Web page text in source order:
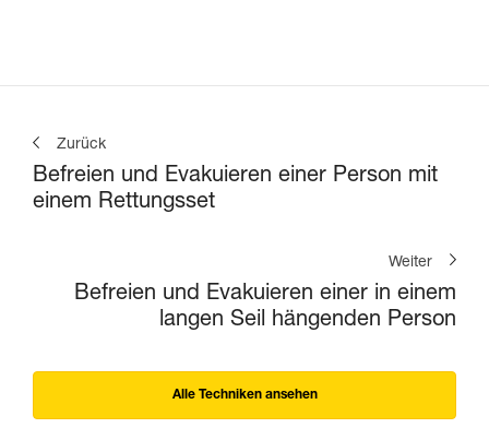
Zurück
Befreien und Evakuieren einer Person mit
einem Rettungsset
Weiter
Befreien und Evakuieren einer in einem
langen Seil hängenden Person
Alle Techniken ansehen